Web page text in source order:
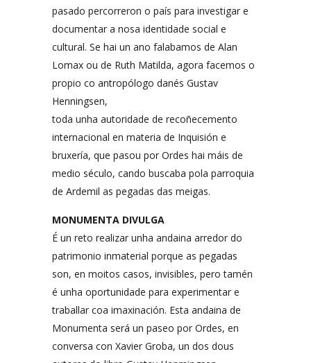
pasado percorreron o país para investigar e
documentar a nosa identidade social e
cultural. Se hai un ano falabamos de Alan
Lomax ou de Ruth Matilda, agora facemos o
propio co antropólogo danés Gustav
Henningsen,
toda unha autoridade de recoñecemento
internacional en materia de Inquisión e
bruxería, que pasou por Ordes hai máis de
medio século, cando buscaba pola parroquia
de Ardemil as pegadas das meigas.
MONUMENTA DIVULGA
É un reto realizar unha andaina arredor do
patrimonio inmaterial porque as pegadas
son, en moitos casos, invisibles, pero tamén
é unha oportunidade para experimentar e
traballar coa imaxinación. Esta andaina de
Monumenta será un paseo por Ordes, en
conversa con Xavier Groba, un dos dous